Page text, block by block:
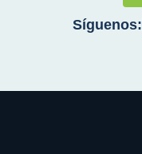
Síguenos: